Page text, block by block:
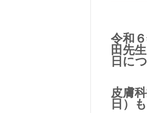
令和
田先
日に
皮膚
日）